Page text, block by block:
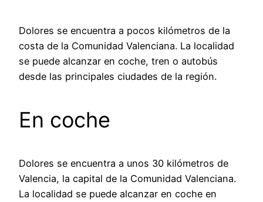
Dolores se encuentra a pocos kilómetros de la
costa de la Comunidad Valenciana. La localidad
se puede alcanzar en coche, tren o autobús
desde las principales ciudades de la región.
En coche
Dolores se encuentra a unos 30 kilómetros de
Valencia, la capital de la Comunidad Valenciana.
La localidad se puede alcanzar en coche en